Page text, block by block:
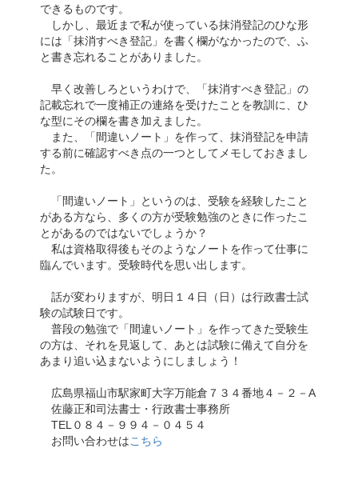
できるものです。
しかし、最近まで私が使っている抹消登記のひな形
には「抹消すべき登記」を書く欄がなかったので、ふ
と書き忘れることがありました。
早く改善しろというわけで、「抹消すべき登記」の
記載忘れで一度補正の連絡を受けたことを教訓に、ひ
な型にその欄を書き加えました。
また、「間違いノート」を作って、抹消登記を申請
する前に確認すべき点の一つとしてメモしておきまし
た。
「間違いノート」というのは、受験を経験したこと
がある方なら、多くの方が受験勉強のときに作ったこ
とがあるのではないでしょうか？
私は資格取得後もそのようなノートを作って仕事に
臨んでいます。受験時代を思い出します。
話が変わりますが、明日１４日（日）は行政書士試
験の試験日です。
普段の勉強で「間違いノート」を作ってきた受験生
の方は、それを見返して、あとは試験に備えて自分を
あまり追い込まないようにしましょう！
広島県福山市駅家町大字万能倉７３４番地４－２－A
佐藤正和司法書士・行政書士事務所
TEL０８４－９９４－０４５４
お問い合わせはこちら